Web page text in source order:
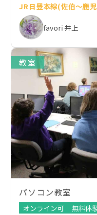
JR日豊本線(佐伯～鹿
favori 井上
教室
パソコン教室
オンライン可
無料体